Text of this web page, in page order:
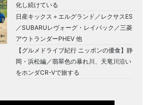
化し続けている
日産キックス＋エルグランド／レクサスES
／SUBARUレヴォーグ・レイバック／三菱
アウトランダーPHEV 他
【グルメドライブ紀行 ニッポンの優食】静
岡・浜松編／翡翠色の暴れ川、天竜川沿い
をホンダCR-Vで旅する